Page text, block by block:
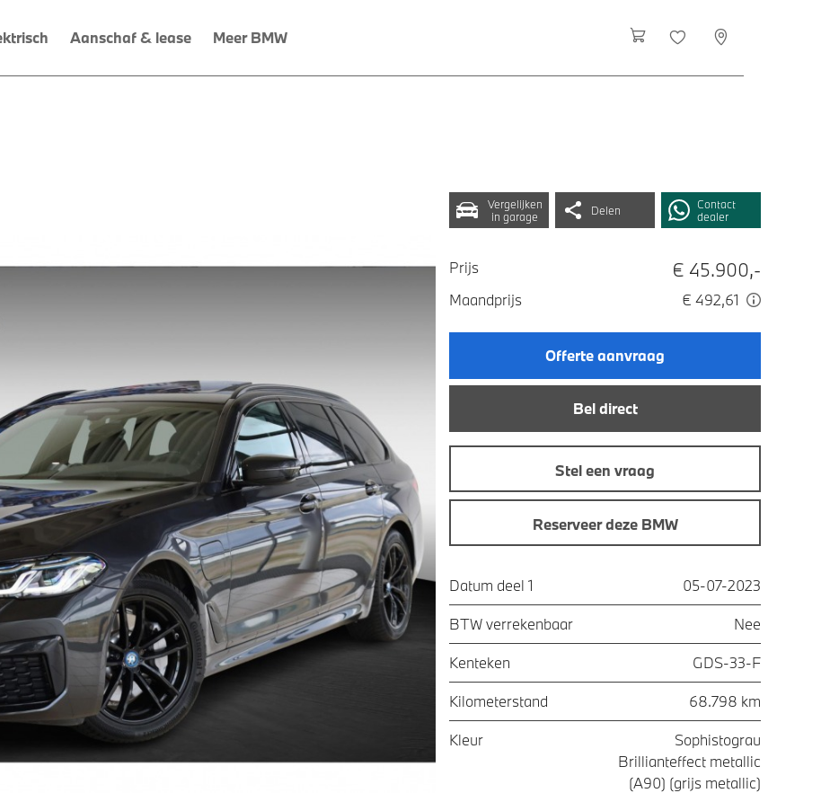
Aanschaf & lease Meer BMW
Vergelijken
in garage
Delen
Contact
dealer
Prijs € 45.900,-
Maandprijs € 492,61
Offerte aanvraag
Bel direct
Stel een vraag
Reserveer deze BMW
Datum deel 1 05-07-2023
BTW verrekenbaar Nee
Kenteken GDS-33-F
Kilometerstand 68.798 km
Kleur
Sophistograu
Brillianteffect metallic
(A90) (grijs metallic)